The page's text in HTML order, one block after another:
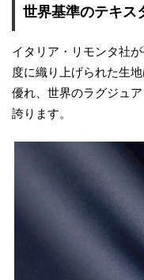
世界基準のテキス
イタリア・リモンタ社
度に織り上げられた生
優れ、世界のラグジュ
誇ります。